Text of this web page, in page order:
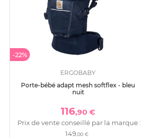
-22%
ERGOBABY
Porte-bébé adapt mesh softflex - bleu
nuit
116,90 €
Prix de vente conseillé par la marque :
149,00 €